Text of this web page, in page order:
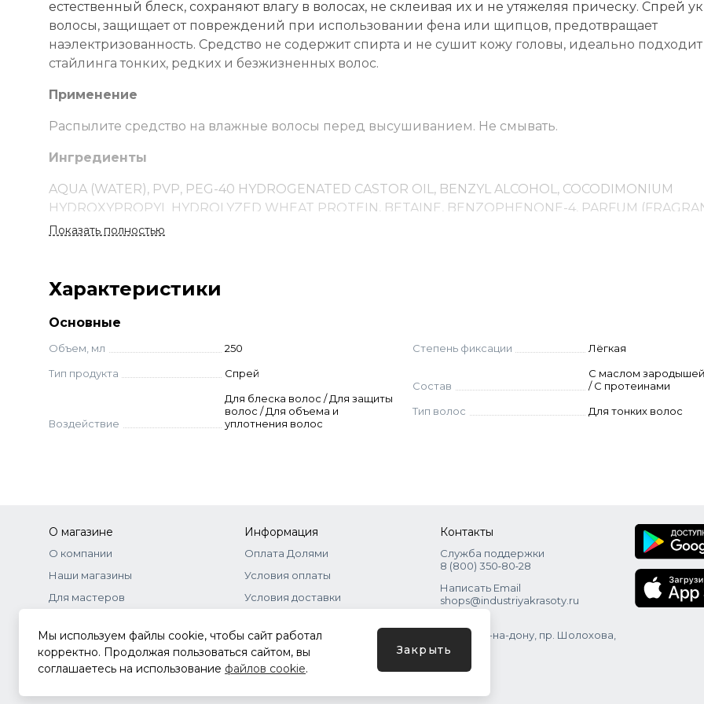
естественный блеск, сохраняют влагу в волосах, не склеивая их и не утяжеляя прическу. Спрей
волосы, защищает от повреждений при использовании фена или щипцов, предотвращает
наэлектризованность. Средство не содержит спирта и не сушит кожу головы, идеально
стайлинга тонких, редких и безжизненных волос.
Применение
Распылите средство на влажные волосы перед высушиванием. Не смывать.
Ингредиенты
AQUA (WATER), PVP, PEG-40 HYDROGENATED CASTOR OIL, BENZYL ALCOHOL, COCODIMONIUM
HYDROXYPROPYL HYDROLYZED WHEAT PROTEIN, BETAINE, BENZOPHENONE-4, PARFUM
PANTHENOL, ETHYLHEXYLGLYCERIN, SODIUM HYDROXIDE, TOCOPHEROL, LIMONENE, AMYL
Показать полностью
Характеристики
Основные
Объем, мл
250
Тип продукта
Спрей
Воздействие
Для блеска волос / Для защиты
волос / Для объема и
уплотнения волос
Степень фиксации Лёгкая
Состав
С маслом
/ С протеинами
Тип волос
Для тонких волос
О магазине
О компании
Наши магазины
Для мастеров
Оптовое сотрудничество
Информация
Оплата Долями
Условия оплаты
Условия доставки
Документы
Контакты
Служба поддержки
8 (800) 350‑80‑28
Написать Email
shops@industriyakrasoty.ru
г. Ростов-на-дону, пр. Шолохова,
зд. 11 с. 1
Мы используем файлы cookie, чтобы сайт работал
корректно. Продолжая пользоваться сайтом, вы
соглашаетесь на использование файлов cookie.
Закрыть